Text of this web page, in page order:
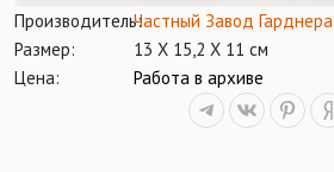
Производитель:Частный Завод Гарднера
Размер:
13 Х 15,2 Х 11 см
Цена:
Работа в архиве